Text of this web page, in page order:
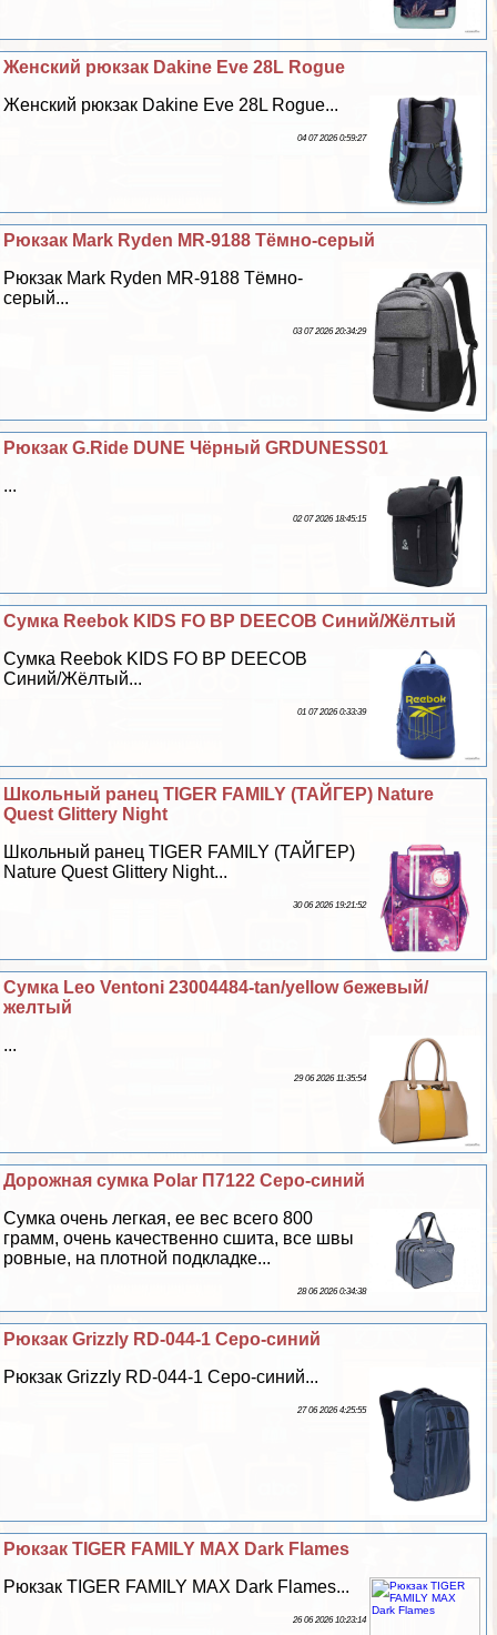
Женский рюкзак Dakine Eve 28L Rogue
Женский рюкзак Dakine Eve 28L Rogue...
04 07 2026 0:59:27
Рюкзак Mark Ryden MR-9188 Тёмно-серый
Рюкзак Mark Ryden MR-9188 Тёмно-
серый...
03 07 2026 20:34:29
Рюкзак G.Ride DUNE Чёрный GRDUNESS01
...
02 07 2026 18:45:15
Сумка Reebok KIDS FO BP DEECOB Синий/Жёлтый
Сумка Reebok KIDS FO BP DEECOB
Синий/Жёлтый...
01 07 2026 0:33:39
Школьный ранец TIGER FAMILY (ТАЙГЕР) Nature
Quest Glittery Night
Школьный ранец TIGER FAMILY (ТАЙГЕР)
Nature Quest Glittery Night...
30 06 2026 19:21:52
Сумка Leo Ventoni 23004484-tan/yellow бежевый/
желтый
...
29 06 2026 11:35:54
Дорожная сумка Polar П7122 Серо-синий
Сумка очень легкая, ее вес всего 800
грамм, очень качественно сшита, все швы
ровные, на плотной подкладке...
28 06 2026 0:34:38
Рюкзак Grizzly RD-044-1 Серо-синий
Рюкзак Grizzly RD-044-1 Серо-синий...
27 06 2026 4:25:55
Рюкзак TIGER FAMILY MAX Dark Flames
Рюкзак TIGER FAMILY MAX Dark Flames...
26 06 2026 10:23:14